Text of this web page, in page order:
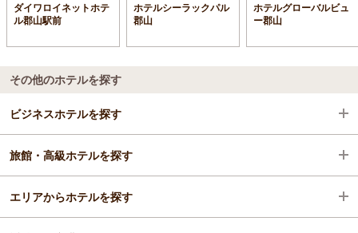
ダイワロイネットホテ
ル郡山駅前
ホテルシーラックパル
郡山
ホテルグローバルビュ
ー郡山
その他のホテルを探す
ビジネスホテルを探す
福島県
郡山
旅館・高級ホテルを探す
福島県
エリアからホテルを探す